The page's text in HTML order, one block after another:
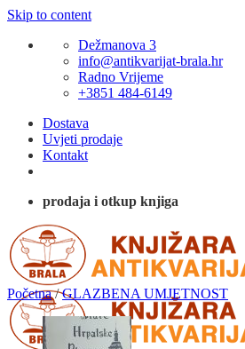
Skip to content
Dežmanova 3
info@antikvarijat-brala.hr
Radno Vrijeme
+3851 484-6149
Dostava
Uvjeti prodaje
Kontakt
prodaja i otkup knjiga
Početna / GLAZBENA UMJETNOST